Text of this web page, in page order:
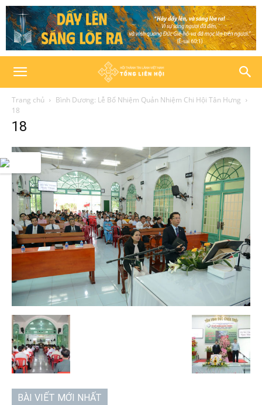
Trang chủ
Bình Dương: Lễ Bổ Nhiệm Quản Nhiệm Chi Hội Tân Hưng
18
18
BÀI VIẾT MỚI NHẤT